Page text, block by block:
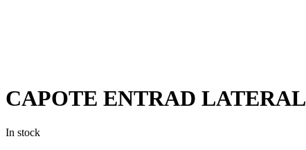
CAPOTE ENTRAD LATERAL
In stock